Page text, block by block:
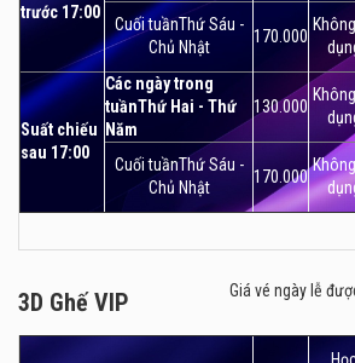
trước 17:00
Cuối tuầnThứ Sáu -
Chủ Nhật
170.000
Suất chiếu
sau 17:00
Các ngày trong
tuầnThứ Hai - Thứ
Năm
130.000
Cuối tuầnThứ Sáu -
Chủ Nhật
170.000
3D Ghế VIP
Giá vé ngày lễ